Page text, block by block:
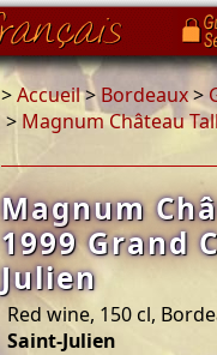
>Accueil>Bordeaux>
> Magnum Château
Magnum
1999 Grand
Julien
Red wine, 150 cl,
Saint-Julien